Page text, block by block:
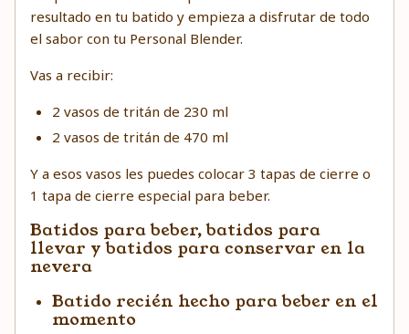
resultado en tu batido y empieza a disfrutar de todo
el sabor con tu Personal Blender.
Vas a recibir:
2 vasos de tritán de 230 ml
2 vasos de tritán de 470 ml
Y a esos vasos les puedes colocar 3 tapas de cierre o
1 tapa de cierre especial para beber.
Batidos para beber, batidos para
llevar y batidos para conservar en la
nevera
Batido recién hecho para beber en el
momento